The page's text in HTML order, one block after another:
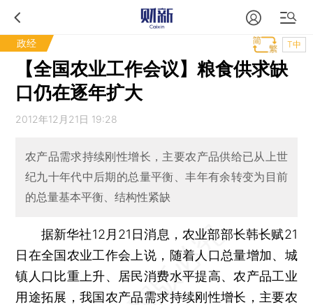
政经 T中
【全国农业工作会议】粮食供求缺
口仍在逐年扩大
2012年12月21日 19:28
农产品需求持续刚性增长，主要农产品供给已从上世
纪九十年代中后期的总量平衡、丰年有余转变为目前
的总量基本平衡、结构性紧缺
据新华社12月21日消息，农业部部长韩长赋21
日在全国农业工作会上说，随着人口总量增加、城
镇人口比重上升、居民消费水平提高、农产品工业
用途拓展，我国农产品需求持续刚性增长，主要农